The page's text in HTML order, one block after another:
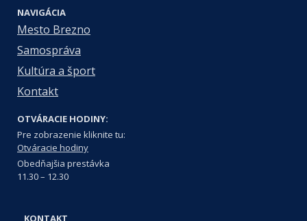
NAVIGÁCIA
Mesto Brezno
Samospráva
Kultúra a šport
Kontakt
OTVÁRACIE HODINY:
Pre zobrazenie kliknite tu:
Otváracie hodiny
Obedňajšia prestávka
11.30 – 12.30
KONTAKT